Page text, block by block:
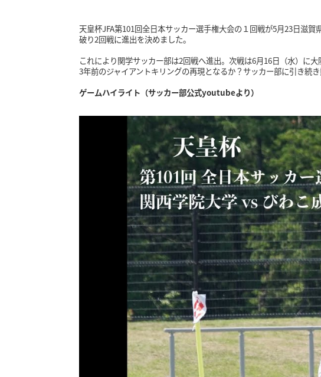
天皇杯JFA第101回全日本サッカー選手権大会の１回戦が5月23日滋
破り2回戦に進出を決めました。
これにより関学サッカー部は2回戦へ進出。次戦は6月16日（水）に
3年前のジャイアントキリングの再現となるか？サッカー部に引き続
ゲームハイライト（サッカー部公式youtubeより）